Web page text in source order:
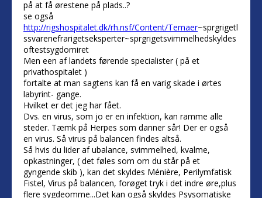
på at få ørestene på plads..?
se også
http://rigshospitalet.dk/rh.nsf/Content/Temaer~sprgrigetl
ssvarenefrarigetseksperter~sprgrigetsvimmelhedskyldes
oftestsygdomiret
Men een af landets førende specialister ( på et
privathospitalet )
fortalte at man sagtens kan få en varig skade i ørtes
labyrint- gange.
Hvilket er det jeg har fået.
Dvs. en virus, som jo er en infektion, kan ramme alle
steder. Tæmk på Herpes som danner sår! Der er også
en virus. Så virus på balancen findes altså.
Så hvis du lider af ubalance, svimmelhed, kvalme,
opkastninger, ( det føles som om du står på et
gyngende skib ), kan det skyldes Ménière, Perilymfatisk
Fistel, Virus på balancen, forøget tryk i det indre øre,plus
flere sygdeomme...Det kan også skyldes Psysomatiske